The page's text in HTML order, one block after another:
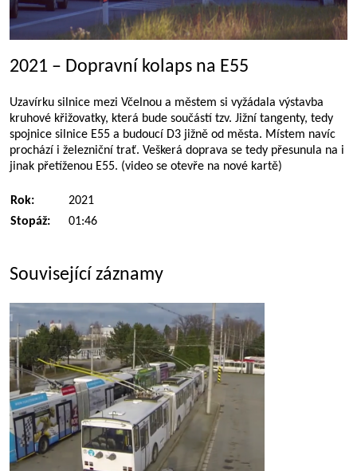
2021 – Dopravní kolaps na E55
Uzavírku silnice mezi Včelnou a městem si vyžádala výstavba
kruhové křižovatky, která bude součástí tzv. Jižní tangenty, tedy
spojnice silnice E55 a budoucí D3 jižně od města. Místem navíc
prochází i železniční trať. Veškerá doprava se tedy přesunula na i
jinak přetíženou E55. (video se otevře na nové kartě)
Rok:
2021
Stopáž:
01:46
Související záznamy